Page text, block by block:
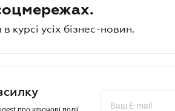
курсі усіх бізнес-новин.